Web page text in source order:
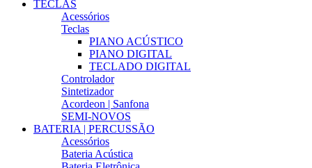
TECLAS
Acessórios
Teclas
PIANO ACÚSTICO
PIANO DIGITAL
TECLADO DIGITAL
Controlador
Sintetizador
Acordeon | Sanfona
SEMI-NOVOS
BATERIA | PERCUSSÃO
Acessórios
Bateria Acústica